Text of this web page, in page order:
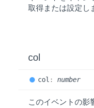
取得または設定し
col
col : number
このイベントの影